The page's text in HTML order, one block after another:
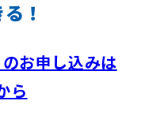
！
のお申し込みは
ら